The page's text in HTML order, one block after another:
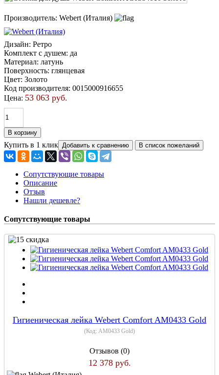
Производитель: Webert (Италия)
Дизайн: Ретро
Комплект с душем: да
Материал: латунь
Поверхность: глянцевая
Цвет: Золото
Код производителя: 0015000916655
Цена: 53 063 руб.
Купить в 1 клик
Сопутствующие товары
Описание
Отзыв
Нашли дешевле?
Сопутствующие товары
Гигиеническая лейка Webert Comfort AМ0433 Gold
(Код: AМ0433 Gold)
Отзывов (0)
12 378 руб.